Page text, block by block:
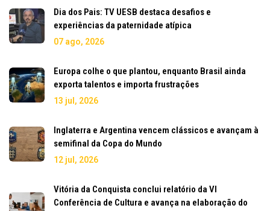
Dia dos Pais: TV UESB destaca desafios e
experiências da paternidade atípica
07 ago, 2026
Europa colhe o que plantou, enquanto Brasil ainda
exporta talentos e importa frustrações
13 jul, 2026
Inglaterra e Argentina vencem clássicos e avançam à
semifinal da Copa do Mundo
12 jul, 2026
Vitória da Conquista conclui relatório da VI
Conferência de Cultura e avança na elaboração do